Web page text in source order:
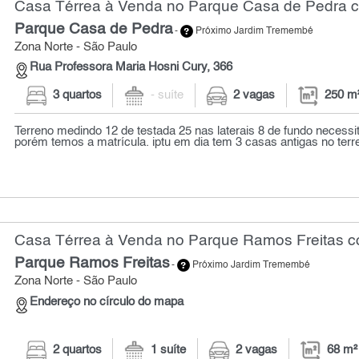
Casa Térrea à Venda no Parque Casa de Pedra
Parque Casa de Pedra- Próximo Jardim Tremembé
Zona Norte - São Paulo
Rua Professora Maria Hosni Cury, 366
3 quartos - suíte 2 vagas 250
Terreno medindo 12 de testada 25 nas laterais 8 de fundo
porém temos a matrícula. iptu em dia tem 3 casas antigas no
Casa Térrea à Venda no Parque Ramos Freitas
Parque Ramos Freitas- Próximo Jardim Tremembé
Zona Norte - São Paulo
Endereço no círculo do mapa
2 quartos 1 suíte 2 vagas 68 m²